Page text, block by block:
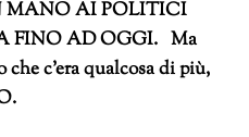
MANO AI POLITICI
FINO AD OGGI. Ma
c’era qualcosa di più,